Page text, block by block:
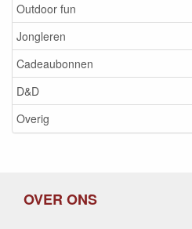
Outdoor fun
Jongleren
Cadeaubonnen
D&D
Overig
OVER ONS